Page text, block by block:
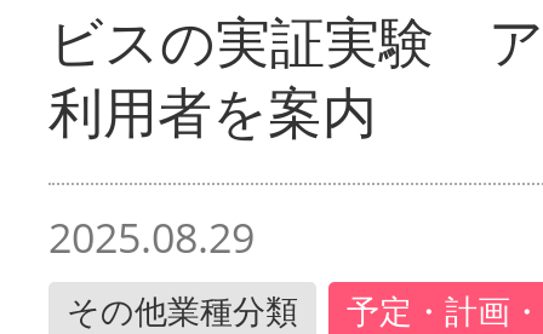
ビスの実証実験
利用者を案内
2025.08.29
その他業種分類 予定・計画